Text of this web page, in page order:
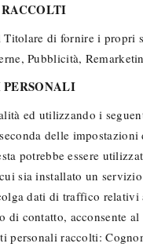
di fornire i
Pubblicità,
ed utilizzando i
delle
potrebbe essere
sia installato un
dati di traffico
contatto, acconsente
personali raccolti: